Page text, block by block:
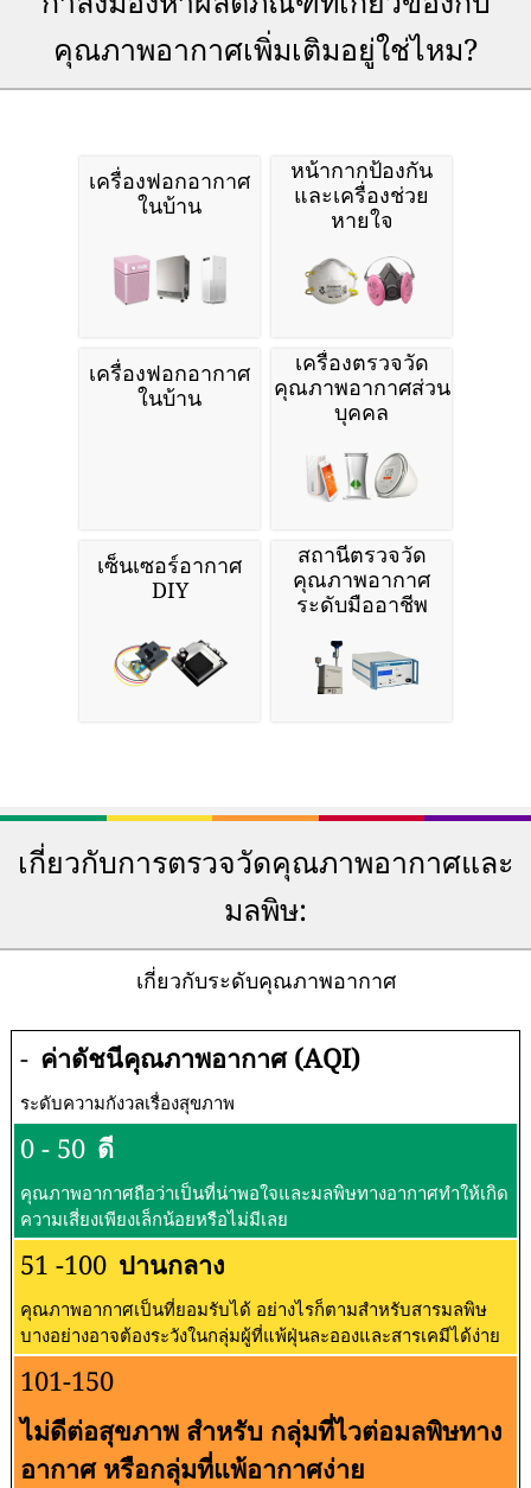
คุณภาพอากาศเพิ่มเติมอยู่ใช่ไหม?
เครื่องฟอกอากาศ
ในบ้าน
หน้ากากป้องกัน
และเครื่องช่วย
หายใจ
เครื่องฟอกอากาศ
ในบ้าน
เครื่องตรวจวัด
คุณภาพอากาศส่วน
บุคคล
เซ็นเซอร์อากาศ
DIY
สถานีตรวจวัด
คุณภาพอากาศ
ระดับมืออาชีพ
เกี่ยวกับการตรวจวัดคุณภาพอากาศและ
มลพิษ:
เกี่ยวกับระดับคุณภาพอากาศ
- ค่าดัชนีคุณภาพอากาศ (AQI)
ระดับความกังวลเรื่องสุขภาพ
0 - 50 ดี
คุณภาพอากาศถือว่าเป็นที่น่าพอใจและมลพิษทางอากาศทำให้เกิด
ความเสี่ยงเพียงเล็กน้อยหรือไม่มีเลย
51 -100 ปานกลาง
คุณภาพอากาศเป็นที่ยอมรับได้ อย่างไรก็ตามสำหรับสารมลพิษ
บางอย่างอาจต้องระวังในกลุ่มผู้ที่แพ้ฝุ่นละอองและสารเคมีได้ง่าย
101-150
ไม่ดีต่อสุขภาพ สำหรับ กลุ่มที่ไวต่อมลพิษทาง
อากาศ หรือกลุ่มที่แพ้อากาศง่าย